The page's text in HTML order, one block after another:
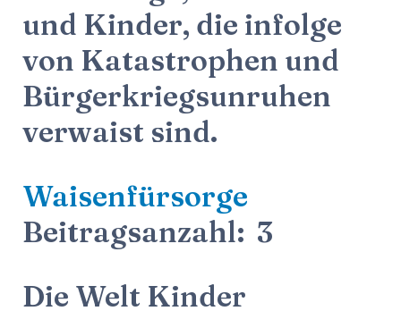
und Kinder, die infolge
von Katastrophen und
Bürgerkriegsunruhen
verwaist sind.
Waisenfürsorge
Beitragsanzahl: 3
Die Welt Kinder